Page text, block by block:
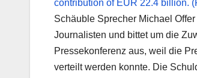
Schäuble Sprecher Michael
Journalisten und bittet um die
Pressekonferenz aus, weil die
verteilt werden konnte. Die